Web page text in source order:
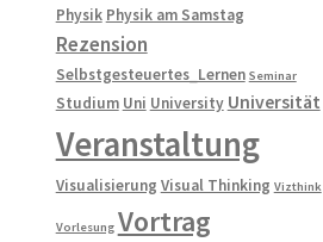
Physik Physik am Samstag
Rezension
Selbstgesteuertes_Lernen Seminar
Studium Uni University Universität
Veranstaltung
Visualisierung Visual Thinking Vizthink
Vorlesung Vortrag